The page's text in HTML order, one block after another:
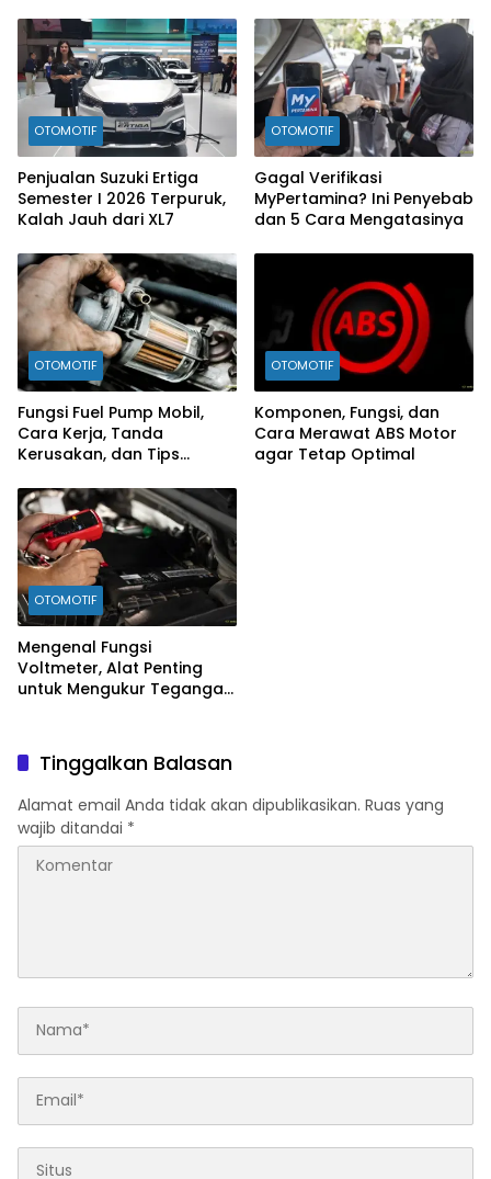
OTOMOTIF
Penjualan Suzuki Ertiga
Semester I 2026 Terpuruk,
Kalah Jauh dari XL7
OTOMOTIF
Gagal Verifikasi
MyPertamina? Ini Penyebab
dan 5 Cara Mengatasinya
OTOMOTIF
Fungsi Fuel Pump Mobil,
Cara Kerja, Tanda
Kerusakan, dan Tips
OTOMOTIF
Komponen, Fungsi, dan
Cara Merawat ABS Motor
agar Tetap Optimal
OTOMOTIF
Mengenal Fungsi
Voltmeter, Alat Penting
untuk Mengukur Tegangan
Tinggalkan Balasan
Alamat email Anda tidak akan dipublikasikan. Ruas yang
wajib ditandai *